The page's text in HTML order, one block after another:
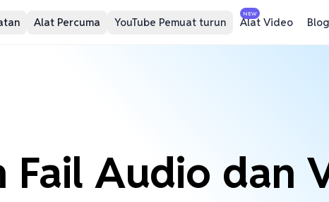
Alat Percuma YouTube Pemuat turun
NEW
Alat Video Blog
Fail Audio dan